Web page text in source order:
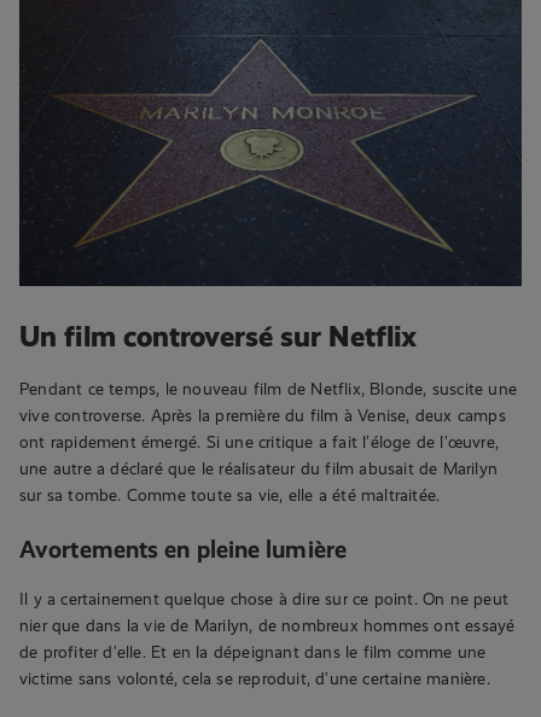
Un film controversé sur Netflix
Pendant ce temps, le nouveau film de Netflix, Blonde, suscite une
vive controverse. Après la première du film à Venise, deux camps
ont rapidement émergé. Si une critique a fait l’éloge de l’œuvre,
une autre a déclaré que le réalisateur du film abusait de Marilyn
sur sa tombe. Comme toute sa vie, elle a été maltraitée.
Avortements en pleine lumière
Il y a certainement quelque chose à dire sur ce point. On ne peut
nier que dans la vie de Marilyn, de nombreux hommes ont essayé
de profiter d’elle. Et en la dépeignant dans le film comme une
victime sans volonté, cela se reproduit, d’une certaine manière.